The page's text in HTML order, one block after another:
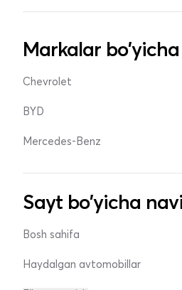
Markalar
Chevrolet
BYD
Mercedes-Benz
Sayt bo'yicha
Bosh sahifa
Haydalgan avtomobillar